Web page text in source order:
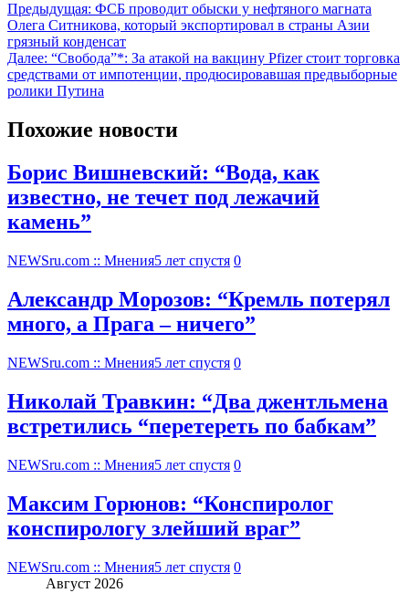
Предыдущая: ФСБ проводит обыски у нефтяного магната
Олега Ситникова, который экспортировал в страны Азии
грязный конденсат
Далее: “Свобода”*: За атакой на вакцину Pfizer стоит торговка
средствами от импотенции, продюсировавшая предвыборные
ролики Путина
Похожие новости
Борис Вишневский: “Вода, как
известно, не течет под лежачий
камень”
NEWSru.com :: Мнения5 лет спустя 0
Александр Морозов: “Кремль потерял
много, а Прага – ничего”
NEWSru.com :: Мнения5 лет спустя 0
Николай Травкин: “Два джентльмена
встретились “перетереть по бабкам”
NEWSru.com :: Мнения5 лет спустя 0
Максим Горюнов: “Конспиролог
конспирологу злейший враг”
NEWSru.com :: Мнения5 лет спустя 0
Август 2026